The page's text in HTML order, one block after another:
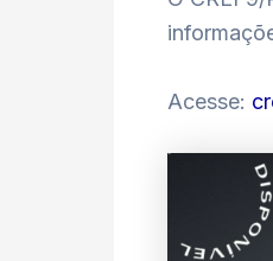
Acesse: